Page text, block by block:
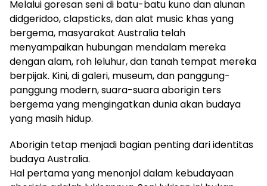
Melalui goresan seni di batu-batu kuno dan alunan
didgeridoo, clapsticks, dan alat music khas yang
bergema, masyarakat Australia telah
menyampaikan hubungan mendalam mereka
dengan alam, roh leluhur, dan tanah tempat mereka
berpijak. Kini, di galeri, museum, dan panggung-
panggung modern, suara-suara aborigin ters
bergema yang mengingatkan dunia akan budaya
yang masih hidup.
Aborigin tetap menjadi bagian penting dari identitas
budaya Australia.
Hal pertama yang menonjol dalam kebudayaan